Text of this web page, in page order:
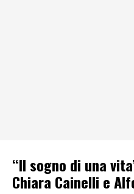
“Il sogno di una
Chiara Cainelli e